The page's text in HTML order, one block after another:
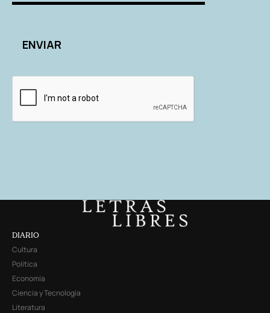
DIARIO
Cultura
Política
Economía
Ciencia y Tecnología
Literatura